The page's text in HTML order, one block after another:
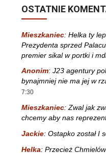
OSTATNIE
Mieszkaniec: Helka ty
Prezydenta sprzed
premier sikal w portki i
Anonim: J23 agentury
bynajmniej nie ma jej w
7:30
Mieszkaniec: Zwal jak
chcemy aby nas
Jackie: Ostapko został I
Helka: Przecież